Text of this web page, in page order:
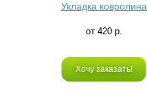
Укладка ковролина
от 420 р.
Хочу заказать!